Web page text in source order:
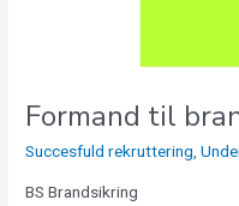
Formand til
Succesfuld rekruttering ,
BS Brandsikring